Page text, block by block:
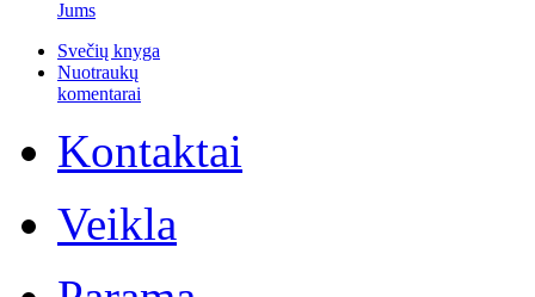
Jums
Svečių knyga
Nuotraukų
komentarai
Kontaktai
Veikla